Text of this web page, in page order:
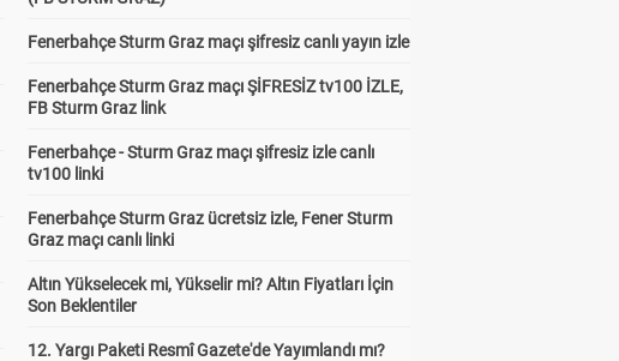
Fenerbahçe Sturm Graz maçı şifresiz canlı yayın izle
Fenerbahçe Sturm Graz maçı ŞİFRESİZ tv100 İZLE,
FB Sturm Graz link
Fenerbahçe - Sturm Graz maçı şifresiz izle canlı
tv100 linki
Fenerbahçe Sturm Graz ücretsiz izle, Fener Sturm
Graz maçı canlı linki
Altın Yükselecek mi, Yükselir mi? Altın Fiyatları İçin
Son Beklentiler
12. Yargı Paketi Resmî Gazete'de Yayımlandı mı?